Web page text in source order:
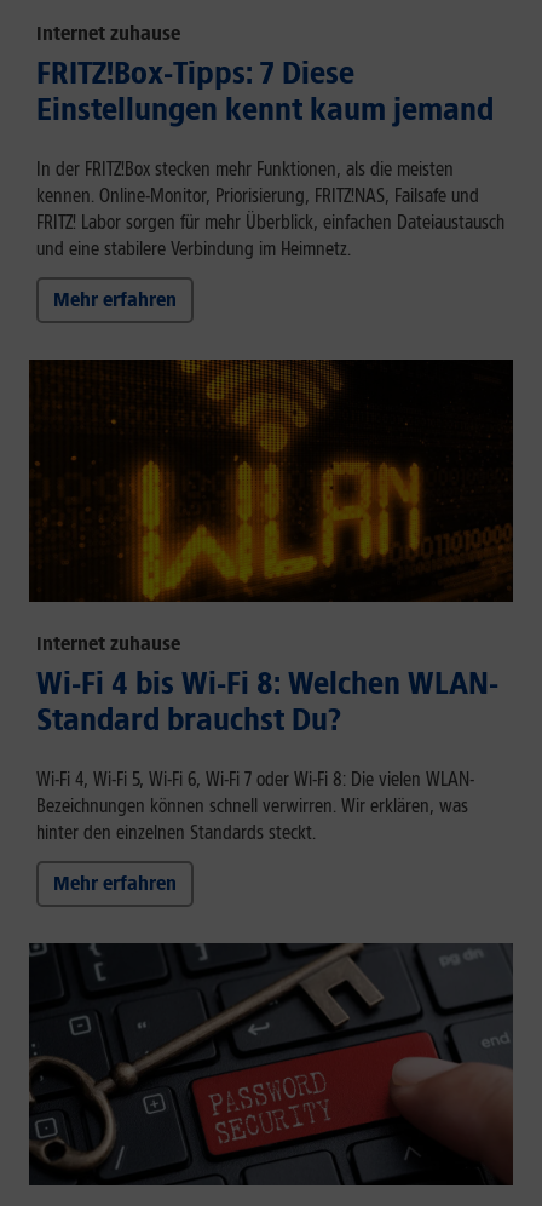
Internet zuhause
FRITZ!Box-Tipps: 7 Diese
Einstellungen kennt kaum jemand
In der FRITZ!Box stecken mehr Funktionen, als die meisten
kennen. Online-Monitor, Priorisierung, FRITZ!NAS, Failsafe und
FRITZ! Labor sorgen für mehr Überblick, einfachen Dateiaustausch
und eine stabilere Verbindung im Heimnetz.
Mehr erfahren
Internet zuhause
Wi-Fi 4 bis Wi-Fi 8: Welchen WLAN-
Standard brauchst Du?
Wi-Fi 4, Wi-Fi 5, Wi-Fi 6, Wi-Fi 7 oder Wi-Fi 8: Die vielen WLAN-
Bezeichnungen können schnell verwirren. Wir erklären, was
hinter den einzelnen Standards steckt.
Mehr erfahren